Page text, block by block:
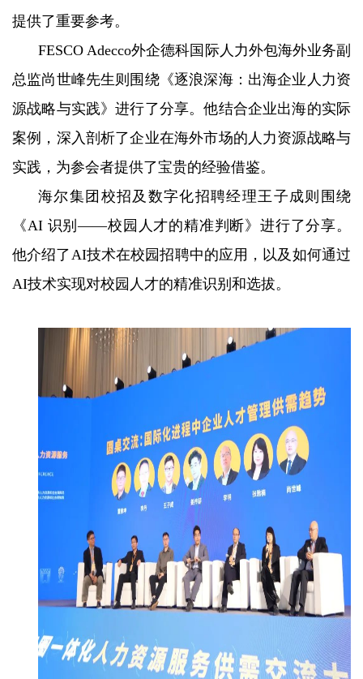
提供了重要参考。
FESCO Adecco外企德科国际人力外包海外业务副
总监尚世峰先生则围绕《逐浪深海：出海企业人力资
源战略与实践》进行了分享。他结合企业出海的实际
案例，深入剖析了企业在海外市场的人力资源战略与
实践，为参会者提供了宝贵的经验借鉴。
海尔集团校招及数字化招聘经理王子成则围绕
《AI 识别——校园人才的精准判断》进行了分享。
他介绍了AI技术在校园招聘中的应用，以及如何通过
AI技术实现对校园人才的精准识别和选拔。